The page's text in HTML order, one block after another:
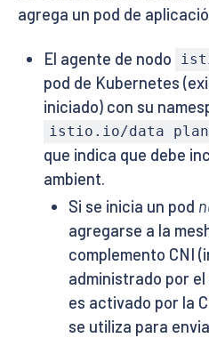
agrega un pod de
El agente de nodo
pod de Kubernetes
iniciado) con su
istio.io/data
que indica que debe
ambient.
Si se inicia un pod
agregarse a la
complemento CNI
administrado por
es activado por la
se utiliza para